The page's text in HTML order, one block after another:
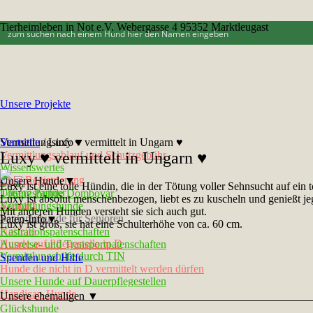
Tierheimleben in Not e.V. Webergasse 4 95352 Marktleugast
Unsere Projekte
Vermittlungsinfo▼
Vermittlungsablauf und Schutzgebühr
Wissenswertes
Chip-Registrierung
Unsere Partner
Kontakt
Unsere Hunde▼
Tötungshunde Dombovár
Vermittlungshunde
Seniorenhunde für Senioren
Notfelle
Hunde auf Pflegestelle in D
Vermittlungshilfe durch TIN
Hunde die nicht in D vermittelt werden dürfen
Unsere Hunde auf Dauerpflegestellen
Handicap-Hunde
Paten-Info▼
Kastrationspatenschaften
Ausreise- und Transportpatenschaften
Spenden und Hilfe
Unsere ehemaligen ▼
Glückshunde
Startseite /Luxy ♥ vermittelt in Ungarn ♥
Luxy ♥ vermittelt in Ungarn ♥
Luxy ist eine tolle Hündin, die in der Tötung voller Sehnsucht auf ein
Luxy ist absolut menschenbezogen, liebt es zu kuscheln und genießt
Mit anderen Hunden versteht sie sich auch gut.
Luxy ist groß, sie hat eine Schulterhöhe von ca. 60 cm.